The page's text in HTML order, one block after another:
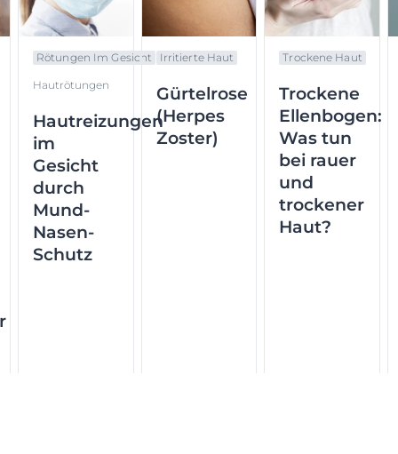
Rötungen Im Gesicht
Hautrötungen
Hautreizungen
im
Gesicht
durch
Mund-
Nasen-
Schutz
Irritierte Haut
Gürtelrose
(Herpes
Zoster)
Trockene Haut
Trockene
Ellenbogen:
Was tun
bei rauer
und
trockener
Haut?